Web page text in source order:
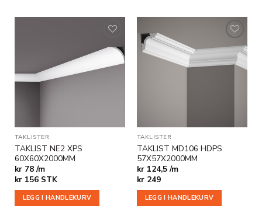
i
ønskeliste
TAKLISTER
TAKLIST NE2 XPS
60X60X2000MM
kr 78 /m
kr156 STK
LEGG I HANDLEKURV
Legg til
i
TAKLISTER
TAKLIST MD106 HDPS
57X57X2000MM
kr 124,5 /m
kr249
LEGG I HANDLEKURV